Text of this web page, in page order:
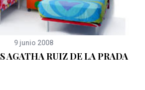
9 junio 2008
AGATHA RUIZ DE LA PRADA